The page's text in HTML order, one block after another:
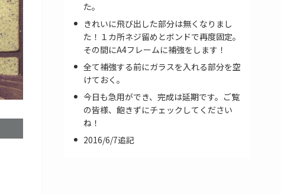
た。
きれいに飛び出した部分は無くなりまし
た！１カ所ネジ留めとボンドで再度固定。
その間にA4フレームに補強をします！
全て補強する前にガラスを入れる部分を空
けておく。
今日も急用ができ、完成は延期です。ご覧
の皆様、飽きずにチェックしてください
ね！
2016/6/7追記